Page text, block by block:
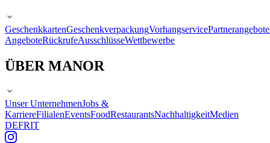
GeschenkkartenGeschenkverpackungVorhangservicePartnerangebote
AngeboteRückrufeAusschlüsseWettbewerbe
ÜBER MANOR
Unser UnternehmenJobs &
KarriereFilialenEventsFoodRestaurantsNachhaltigkeitMedien
DEFRIT